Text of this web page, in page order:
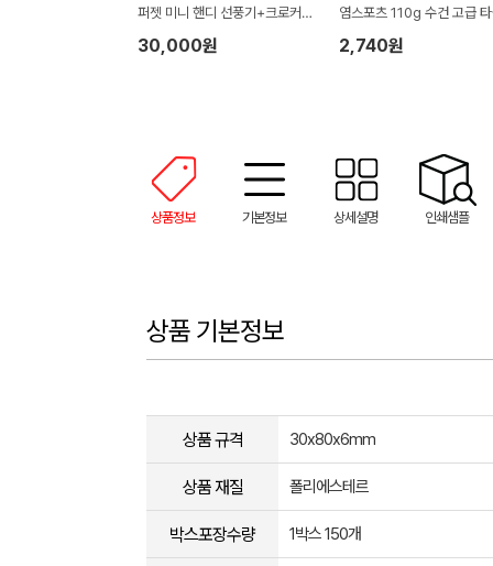
퍼젯 미니 핸디 선풍기+크로커다
일 퍼스널 라벨 타올+5단 사각
캡슐 암막 양우산)
30,000원
염스포츠 110g 수건 고급
호텔수건
2,740원
상품정보 기본정보 상세설명 인쇄샘플
상품 기본정보
상품 규격 30x80x6mm
상품 재질 폴리에스테르
박스포장수량 1박스 150개